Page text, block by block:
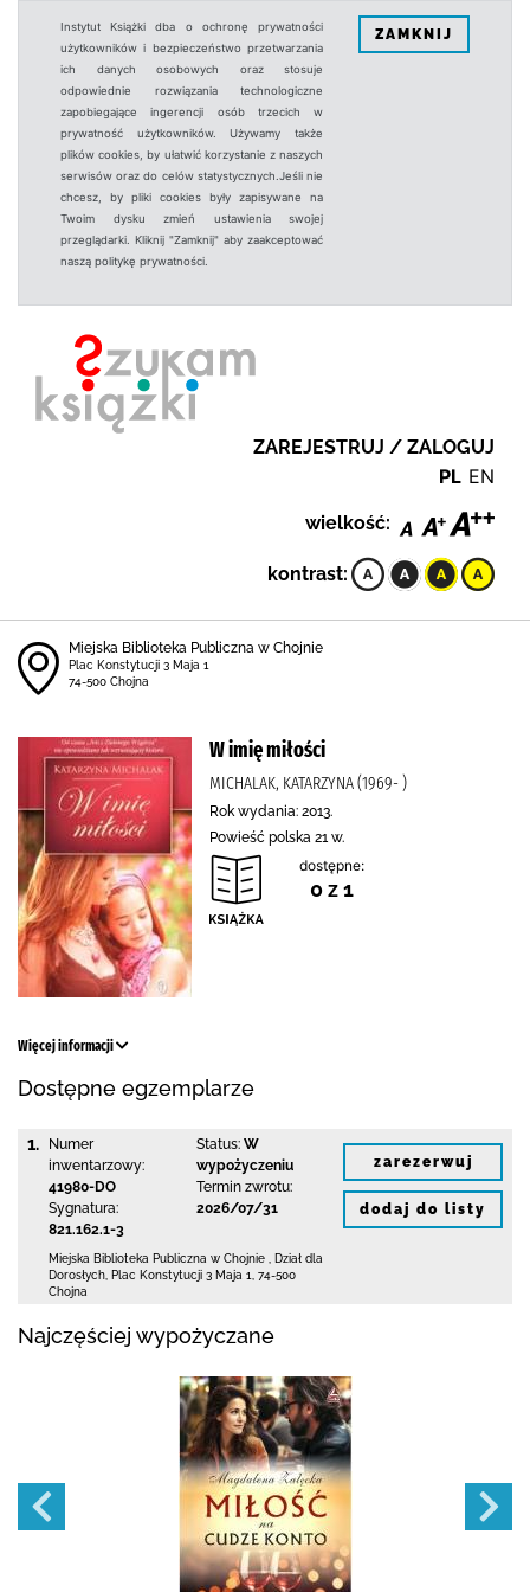
Instytut Książki dba o ochronę prywatności
użytkowników i bezpieczeństwo przetwarzania
ich danych osobowych oraz stosuje
odpowiednie rozwiązania technologiczne
zapobiegające ingerencji osób trzecich w
prywatność użytkowników. Używamy także
plików cookies, by ułatwić korzystanie z naszych
serwisów oraz do celów statystycznych.Jeśli nie
chcesz, by pliki cookies były zapisywane na
Twoim dysku zmień ustawienia swojej
przeglądarki. Kliknij "Zamknij" aby zaakceptować
naszą politykę prywatności.
ZAMKNIJ
ZAREJESTRUJ / ZALOGUJ
PL EN
wielkość:
kontrast:
Miejska Biblioteka Publiczna w Chojnie
Plac Konstytucji 3 Maja 1
74-500 Chojna
W imię miłości
MICHALAK, KATARZYNA (1969- )
Rok wydania: 2013.
Powieść polska 21 w.
dostępne:
0 z 1
Więcej informacji
Dostępne egzemplarze
1.
Numer
inwentarzowy:
41980-DO
Sygnatura:
821.162.1-3
Status: W
wypożyczeniu
Termin zwrotu:
2026/07/31
Miejska Biblioteka Publiczna w Chojnie
Dział dla
Dorosłych, Plac Konstytucji 3 Maja 1
74-500
Chojna
zarezerwuj
dodaj do listy
Najczęściej wypożyczane